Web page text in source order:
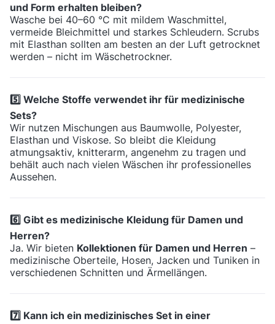
und Form erhalten bleiben?
Wasche bei 40–60 °C mit mildem Waschmittel,
vermeide Bleichmittel und starkes Schleudern. Scrubs
mit Elasthan sollten am besten an der Luft getrocknet
werden – nicht im Wäschetrockner.
5️⃣ Welche Stoffe verwendet ihr für medizinische
Sets?
Wir nutzen Mischungen aus Baumwolle, Polyester,
Elasthan und Viskose. So bleibt die Kleidung
atmungsaktiv, knitterarm, angenehm zu tragen und
behält auch nach vielen Wäschen ihr professionelles
Aussehen.
6️⃣ Gibt es medizinische Kleidung für Damen und
Herren?
Ja. Wir bieten Kollektionen für Damen und Herren –
medizinische Oberteile, Hosen, Jacken und Tuniken in
verschiedenen Schnitten und Ärmellängen.
7️⃣ Kann ich ein medizinisches Set in einer